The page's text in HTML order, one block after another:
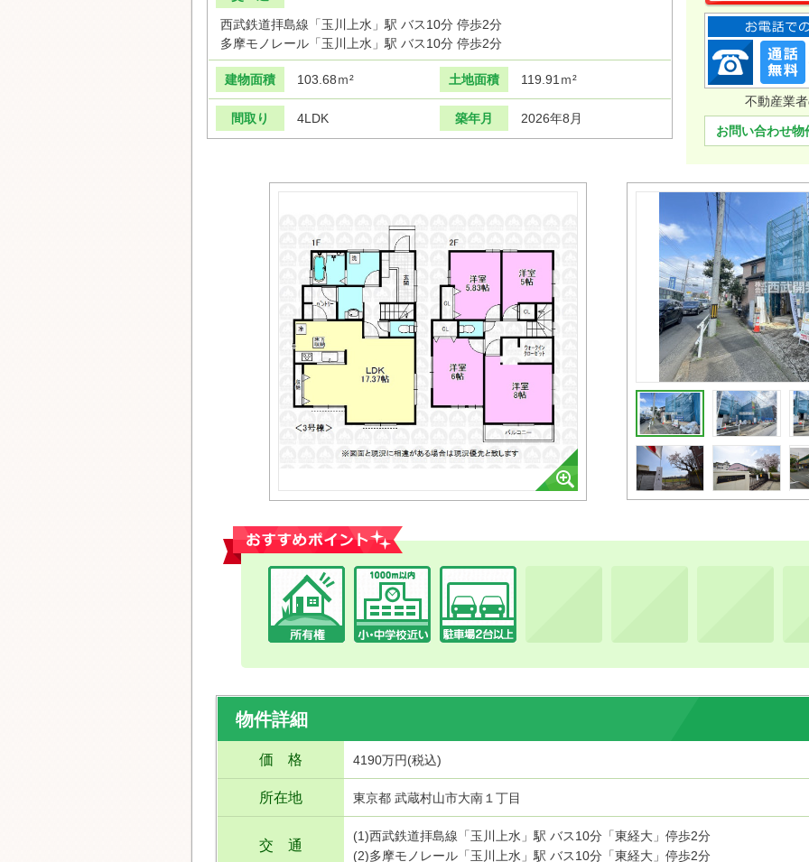
西武鉄道拝島線「玉川上水」駅 バス10分 停歩2分
多摩モノレール「玉川上水」駅 バス10分 停歩2分
建物面積 103.68ｍ² 土地面積 119.91ｍ²
間取り 4LDK 築年月 2026年8月
不動産業
お問い合わせ物
おすすめポイント
物件詳細
価 格 4190万円(税込)
所在地 東京都 武蔵村山市大南１丁目
交 通
(1)西武鉄道拝島線「玉川上水」駅 バス10分「東経大」停歩2分
(2)多摩モノレール「玉川上水」駅 バス10分「東経大」停歩2分